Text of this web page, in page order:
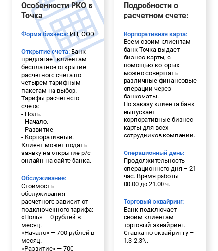
Особенности РКО в
Точка
Форма бизнеса:ИП, ООО
Открытие счета: Банк
предлагает клиентам
бесплатное открытие
расчетного счета по
четырем тарифным
пакетам на выбор.
Тарифы расчетного
счета:
- Ноль.
- Начало.
- Развитие.
- Корпоративный.
Клиент может подать
заявку на открытие р/с
онлайн на сайте банка.
Обслуживание:
Стоимость
обслуживания
расчетного зависит от
подключенного тарифа:
«Ноль» — 0 рублей в
месяц.
«Начало» — 700 рублей в
месяц.
«Развитие» — 700
Подробности о
расчетном счете:
Корпоративная карта:
Всем своим клиентам
банк Точка выдает
бизнес-карты, с
помощью которых
можно совершать
различные финансовые
операции через
банкоматы.
По заказу клиента банк
выпускает
корпоративные бизнес-
карты для всех
сотрудников компании.
Операционный день:
Продолжительность
операционного дня – 21
час. Время работы –
00.00 до 21.00 ч.
Торговый эквайринг:
Банк подключает
своим клиентам
торговый эквайринг.
Ставка по эквайрингу –
1.3-2.3%.